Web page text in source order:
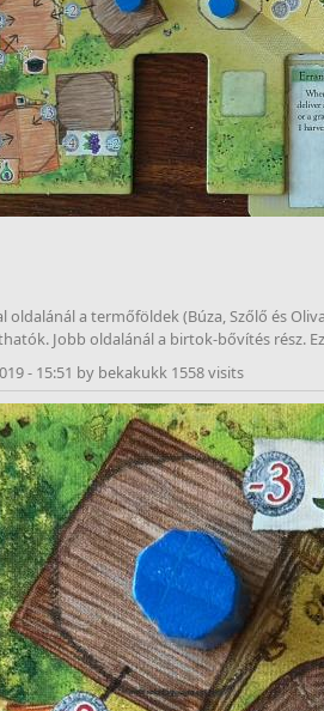
oldalánál a termőföldek (Búza, Szőlő és
Jobb oldalánál a birtok-bővítés rész.
- 15:51 by bekakukk 1558 visits